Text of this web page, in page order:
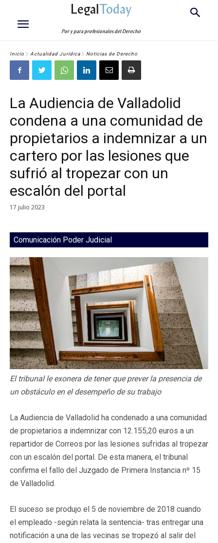
LegalToday
Por y para profesionales del Derecho
Inicio Actualidad Jurídica Noticias de Derecho
La Audiencia de Valladolid
condena a una comunidad de
propietarios a indemnizar a un
cartero por las lesiones que
sufrió al tropezar con un
escalón del portal
17 julio 2023
Comunicación Poder Judicial
El tribunal le exonera de tener que prever la presencia de
un obstáculo en el desempeño de su trabajo
La Audiencia de Valladolid ha condenado a una comunidad
de propietarios a indemnizar con 12.155,20 euros a un
repartidor de Correos por las lesiones sufridas al tropezar
con un escalón del portal. De esta manera, el tribunal
confirma el fallo del Juzgado de Primera Instancia nº 15
de Valladolid.
El suceso se produjo el 5 de noviembre de 2018 cuando
el empleado -según relata la sentencia- tras entregar una
notificación a una de las vecinas se tropezó al salir del